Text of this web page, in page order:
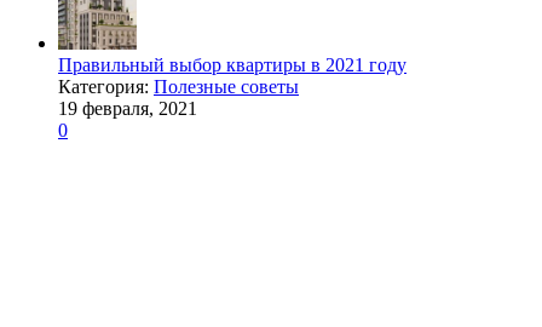
Правильный выбор квартиры в 2021 году
Категория: Полезные советы
19 февраля, 2021
0